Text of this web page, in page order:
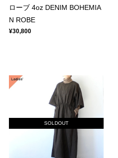
ローブ 4oz DENIM BOHEMIA
N ROBE
¥30,800
SOLDOUT